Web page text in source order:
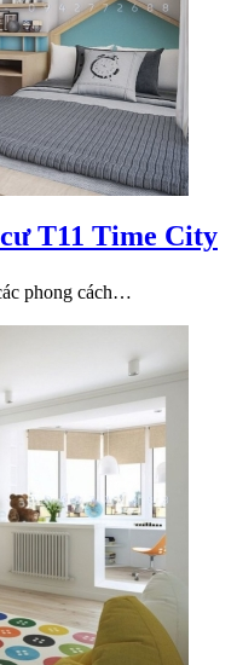
T11 Time City
phong cách…